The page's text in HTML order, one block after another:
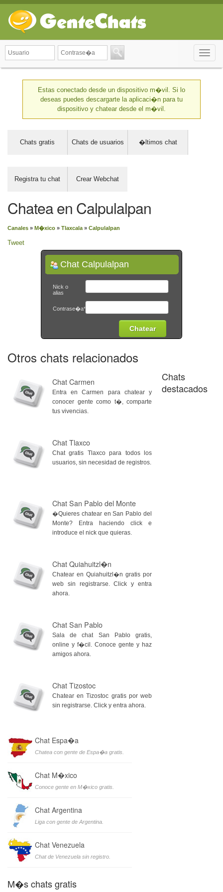
Toggle
Estas conectado desde un dispositivo m�vil. Si lo
deseas puedes descargarte la aplicaci�n para tu
dispositivo y chatear desde el m�vil.
Chats gratis Chats de usuarios �ltimos chat
Registra tu chat Crear Webchat
Chatea en Calpulalpan
Canales » M�xico » Tlaxcala » Calpulalpan
Tweet
Chat Calpulalpan
Nick o
alias
Contrase�a*
Otros chats relacionados
Chat Carmen
Entra en Carmen para chatear y
conocer gente como t�, comparte
tus vivencias.
Chat Tlaxco
Chat gratis Tlaxco para todos los
usuarios, sin necesidad de registros.
Chat San Pablo del Monte
�Quieres chatear en San Pablo del
Monte? Entra haciendo click e
introduce el nick que quieras.
Chat Quiahuitzl�n
Chatear en Quiahuitzl�n gratis por
web sin registrarse. Click y entra
ahora.
Chat San Pablo
Sala de chat San Pablo gratis,
online y f�cil. Conoce gente y haz
amigos ahora.
Chat Tizostoc
Chatear en Tizostoc gratis por web
sin registrarse. Click y entra ahora.
Chats
destacados
Chat Espa�a
Chatea con gente de Espa�a gratis.
Chat M�xico
Conoce gente en M�xico gratis.
Chat Argentina
Liga con gente de Argentina.
Chat Venezuela
Chat de Venezuela sin registro.
M�s chats gratis